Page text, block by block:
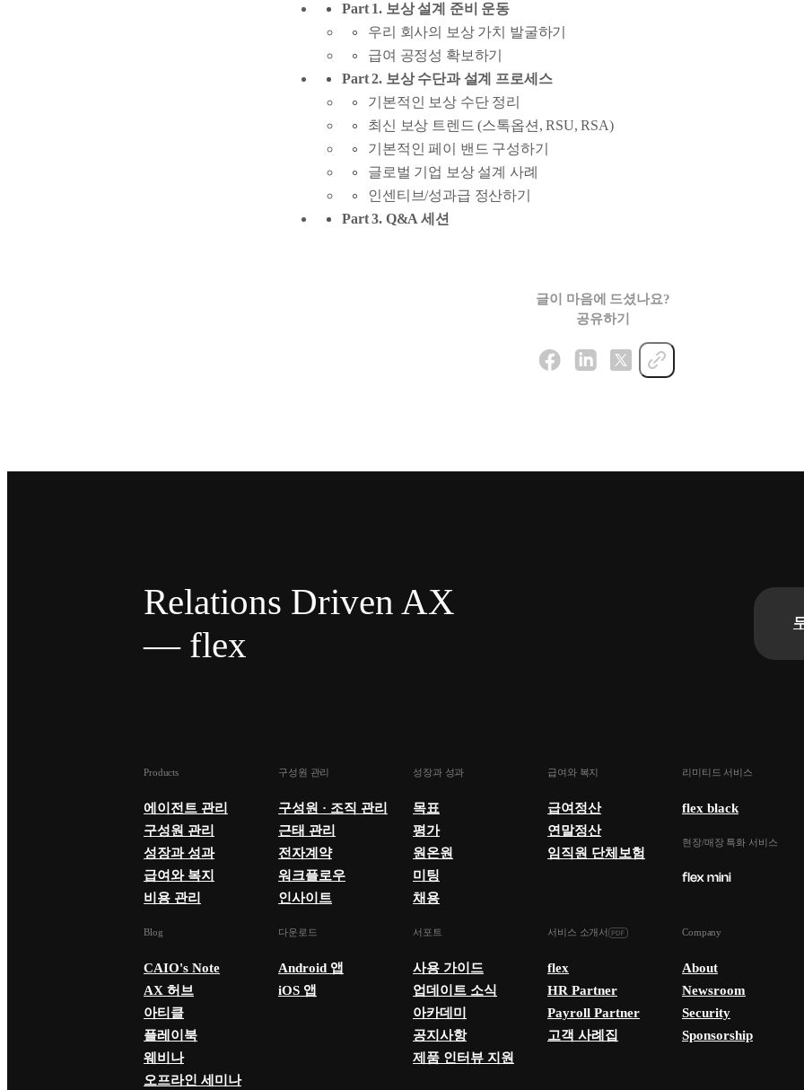
Part 1. 보상 설계 준비 운동
우리 회사의 보상 가치 발굴하기
급여 공정성 확보하기
Part 2. 보상 수단과 설계 프로세스
기본적인 보상 수단 정리
최신 보상 트렌드 (스톡옵션, RSU, RSA)
기본적인 페이 밴드 구성하기
글로벌 기업 보상 설계 사례
인센티브/성과급 정산하기
Part 3. Q&A 세션
글이 마음에 드셨나요?
공유하기
Relations Driven AX
— flex
Products
에이전트 관리
구성원 관리
성장과 성과
급여와 복지
비용 관리
구성원 관리
구성원 · 조직 관리
근태 관리
전자계약
워크플로우
인사이트
성장과 성과
목표
평가
원온원
미팅
채용
급여와 복지
급여정산
연말정산
임직원 단체보험
리미티드 서비스
flex black
현장/매장 특화 서비스
Blog
CAIO's Note
AX 허브
아티클
플레이북
웨비나
오프라인 세미나
다운로드
Android 앱
iOS 앱
서포트
사용 가이드
업데이트 소식
아카데미
공지사항
제품 인터뷰 지원
서비스 소개서
flex
HR Partner
Payroll Partner
고객 사례집
Company
About
Newsroom
Security
Sponsorship